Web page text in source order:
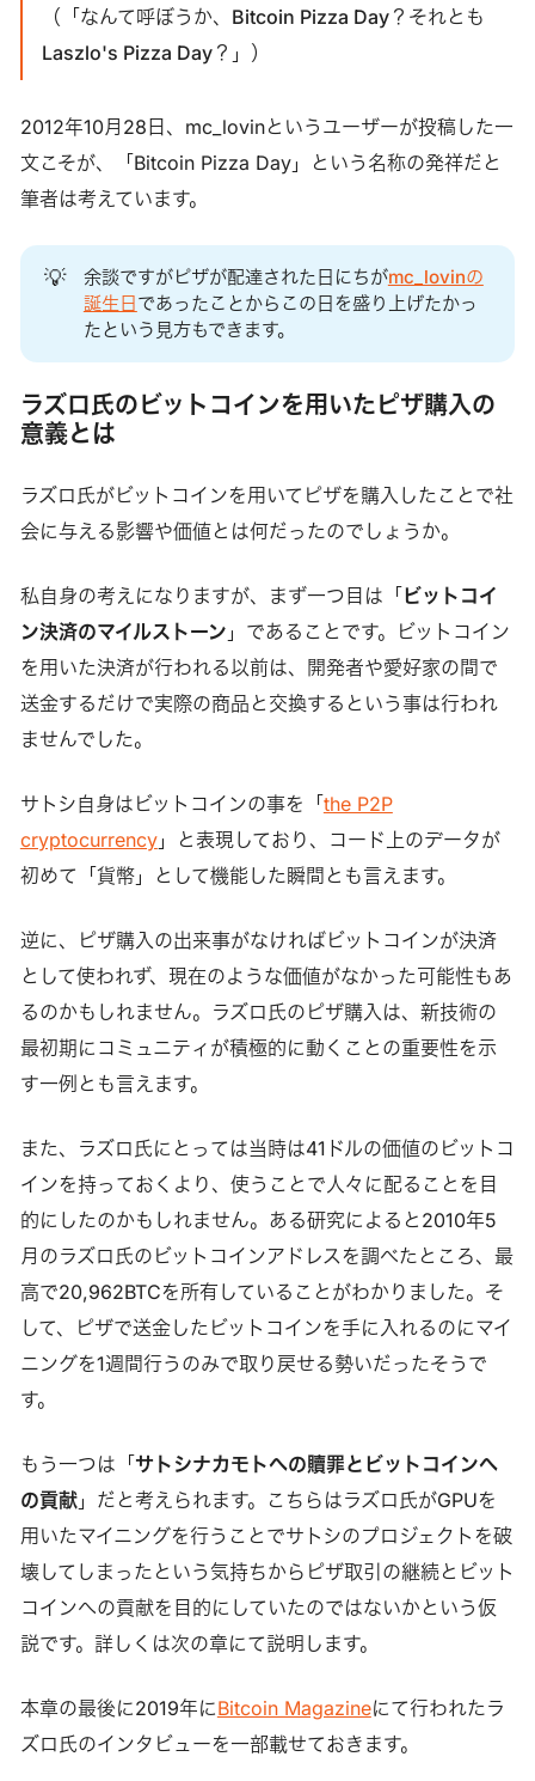
（「なんて呼ぼうか、Bitcoin Pizza Day？それとも
Laszlo's Pizza Day？」）
2012年10月28日、mc_lovinというユーザーが投稿した一
文こそが、「Bitcoin Pizza Day」という名称の発祥だと
筆者は考えています。
💡 余談ですがピザが配達された日にちがmc_lovinの
誕生日であったことからこの日を盛り上げたかっ
たという見方もできます。
ラズロ氏のビットコインを用いたピザ購入の
意義とは
ラズロ氏がビットコインを用いてピザを購入したことで社
会に与える影響や価値とは何だったのでしょうか。
私自身の考えになりますが、まず一つ目は「ビットコイ
ン決済のマイルストーン 」であることです。ビットコイン
を用いた決済が行われる以前は、開発者や愛好家の間で
送金するだけで実際の商品と交換するという事は行われ
ませんでした。
サトシ自身はビットコインの事を「the P2P
cryptocurrency」と表現しており、コード上のデータが
初めて「貨幣」として機能した瞬間とも言えます。
逆に、ピザ購入の出来事がなければビットコインが決済
として使われず、現在のような価値がなかった可能性もあ
るのかもしれません。ラズロ氏のピザ購入は、新技術の
最初期にコミュニティが積極的に動くことの重要性を示
す一例とも言えます。
また、ラズロ氏にとっては当時は41ドルの価値のビットコ
インを持っておくより、使うことで人々に配ることを目
的にしたのかもしれません。ある研究によると2010年5
月のラズロ氏のビットコインアドレスを調べたところ、最
高で20,962BTCを所有していることがわかりました。そ
して、ピザで送金したビットコインを手に入れるのにマイ
ニングを1週間行うのみで取り戻せる勢いだったそうで
す。
もう一つは「サトシナカモトへの贖罪とビットコインへ
の貢献」だと考えられます。こちらはラズロ氏がGPUを
用いたマイニングを行うことでサトシのプロジェクトを破
壊してしまったという気持ちからピザ取引の継続とビット
コインへの貢献を目的にしていたのではないかという仮
説です。詳しくは次の章にて説明します。
本章の最後に2019年にBitcoin Magazineにて行われたラ
ズロ氏のインタビューを一部載せておきます。